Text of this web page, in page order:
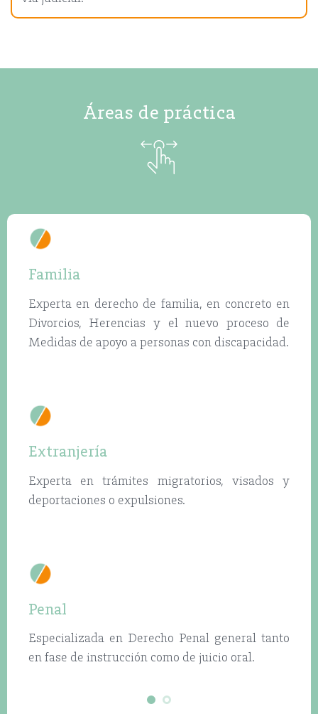
Áreas de práctica
Familia
Experta en derecho de familia, en concreto en
Divorcios, Herencias y el nuevo proceso de
Medidas de apoyo a personas con discapacidad.
Extranjería
Experta en trámites migratorios, visados y
deportaciones o expulsiones.
Penal
Especializada en Derecho Penal general tanto
en fase de instrucción como de juicio oral.